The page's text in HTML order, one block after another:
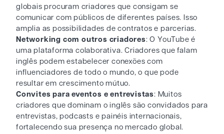
globais procuram criadores que consigam se
comunicar com públicos de diferentes países. Isso
amplia as possibilidades de contratos e parcerias.
Networking com outros criadores: O YouTube é
uma plataforma colaborativa. Criadores que falam
inglês podem estabelecer conexões com
influenciadores de todo o mundo, o que pode
resultar em crescimento mútuo.
Convites para eventos e entrevistas: Muitos
criadores que dominam o inglês são convidados para
entrevistas, podcasts e painéis internacionais,
fortalecendo sua presença no mercado global.